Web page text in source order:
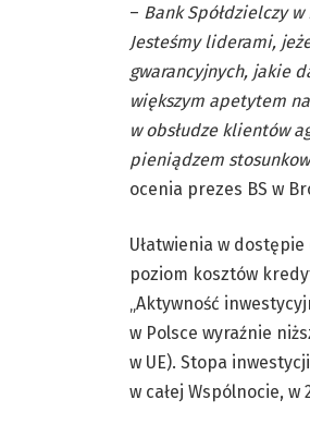
– Bank Spółdzielczy
Jesteśmy liderami,
gwarancyjnych, jakie
większym apetytem
w obsłudze klientów
pieniądzem
ocenia prezes BS w
Ułatwienia w
poziom kosztów
„Aktywność
w Polsce wyraźnie
w UE). Stopa
w całej Wspólnocie,